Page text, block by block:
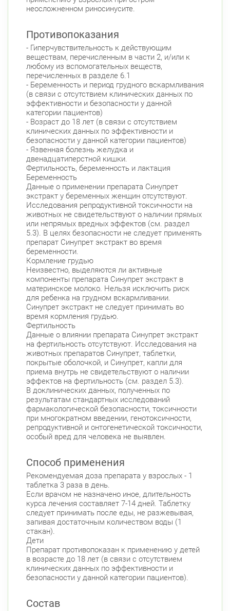
Богатырский пр., д. 28
Фрунзенский район
Белы Куна, д.1, к.1 8:00-22:00
Бухарестская Международная
неосложненном риносинусите.
Противопоказания
- Гиперчувствительность к действующим
веществам, перечисленным в части 2, и/или к
любому из вспомогательных веществ,
перечисленных в разделе 6.1
- Беременность и период грудного вскармливания
(в связи с отсутствием клинических данных по
эффективности и безопасности у данной
категории пациентов)
- Возраст до 18 лет (в связи с отсутствием
клинических данных по эффективности и
безопасности у данной категории пациентов)
- Язвенная болезнь желудка и
двенадцатиперстной кишки.
Фертильность, беременность и лактация
Беременность
Данные о применении препарата Синупрет
экстракт у беременных женщин отсутствуют.
Исследования репродуктивной токсичности на
животных не свидетельствуют о наличии прямых
или непрямых вредных эффектов (см. раздел
5.3). В целях безопасности не следует применять
препарат Синупрет экстракт во время
беременности.
Кормление грудью
Неизвестно, выделяются ли активные
компоненты препарата Синупрет экстракт в
материнское молоко. Нельзя исключить риск
для ребенка на грудном вскармливании.
Синупрет экстракт не следует принимать во
время кормления грудью.
Фертильность
Данные о влиянии препарата Синупрет экстракт
на фертильность отсутствуют. Исследования на
животных препаратов Синупрет, таблетки,
покрытые оболочкой, и Синупрет, капли для
приема внутрь не свидетельствуют о наличии
эффектов на фертильность (см. раздел 5.3).
В доклинических данных, полученных по
результатам стандартных исследований
фармакологической безопасности, токсичности
при многократном введении, генотоксичности,
репродуктивной и онтогенетической токсичности,
особый вред для человека не выявлен.
Способ применения
Рекомендуемая доза препарата у взрослых - 1
таблетка 3 раза в день.
Если врачом не назначено иное, длительность
курса лечения составляет 7-14 дней. Таблетку
следует принимать после еды, не разжевывая,
запивая достаточным количеством воды (1
стакан).
Дети
Препарат противопоказан к применению у детей
в возрасте до 18 лет (в связи с отсутствием
клинических данных по эффективности и
безопасности у данной категории пациентов).
Состав